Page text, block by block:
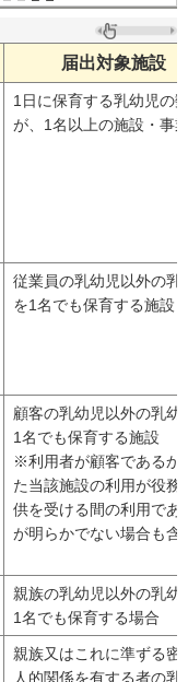
届出対象施設
1日に保育する乳幼児の
が、1名以上の施設・事
従業員の乳幼児以外の乳
を1名でも保育する施設
顧客の乳幼児以外の乳幼
1名でも保育する施設
※利用者が顧客であるか
た当該施設の利用が役務
供を受ける間の利用であ
が明らかでない場合も含
親族の乳幼児以外の乳幼
1名でも保育する場合
親族又はこれに準ずる密
人的関係を有する者の乳